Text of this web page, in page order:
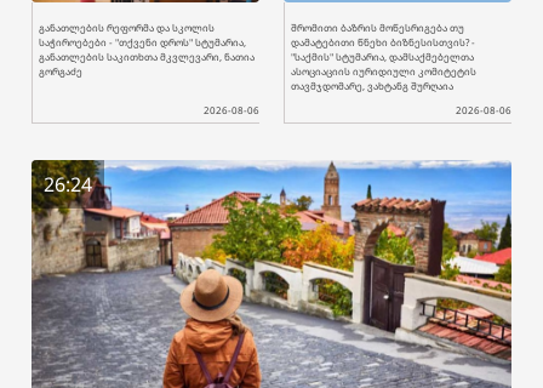
განათლების რეფორმა და სკოლის
საჭიროებები - "თქვენი დროს" სტუმარია,
განათლების საკითხთა მკვლევარი, ნათია
გორგაძე
2026-08-06
შრომითი ბაზრის მოწესრიგება თუ
დამატებითი წნეხი ბიზნესისთვის? -
"საქმის" სტუმარია, დამსაქმებელთა
ასოციაციის იურიდიული კომიტეტის
თავმჯდომარე, ვახტანგ შურღაია
2026-08-06
26:24